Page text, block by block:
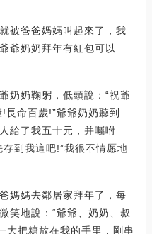
被爸爸媽媽叫起來了，我
爺奶奶拜年有紅包可以
奶奶鞠躬，低頭說：“祝爺
命百歲!”爺爺奶奶聽到
給了我五十元，并囑咐
到我這吧!”我很不情愿地
媽媽去鄰居家拜年了，每
笑地說：“爺爺、奶奶、叔
大把糖放在我的手里，剛串